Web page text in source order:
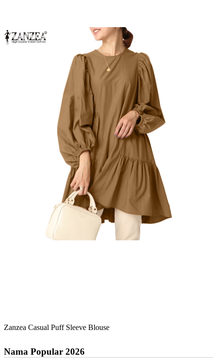
Zanzea Casual Puff Sleeve Blouse
Nama Popular 2026